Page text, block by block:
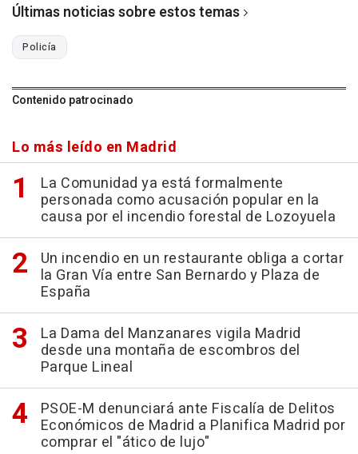
Últimas noticias sobre estos temas
Policía
Contenido patrocinado
Lo más leído en Madrid
La Comunidad ya está formalmente
personada como acusación popular en la
causa por el incendio forestal de Lozoyuela
Un incendio en un restaurante obliga a cortar
la Gran Vía entre San Bernardo y Plaza de
España
La Dama del Manzanares vigila Madrid
desde una montaña de escombros del
Parque Lineal
PSOE-M denunciará ante Fiscalía de Delitos
Económicos de Madrid a Planifica Madrid por
comprar el "ático de lujo"